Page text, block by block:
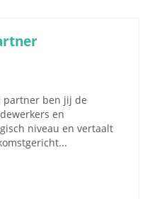
partner ben jij de
en
niveau en vertaalt